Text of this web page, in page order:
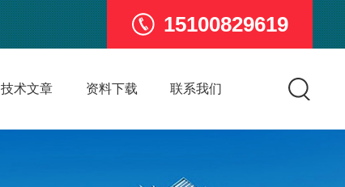
15100829619
技术文章 资料下载 联系我们